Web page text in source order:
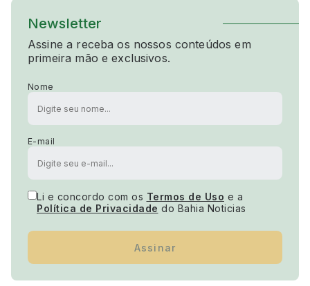
Newsletter
Assine a receba os nossos conteúdos em
primeira mão e exclusivos.
Nome
E-mail
Li e concordo com os Termos de Uso e a
Política de Privacidade do Bahia Noticias
Assinar